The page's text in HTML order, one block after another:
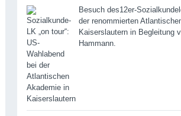
Besuch des12er-
der renommierten
Kaiserslautern in Begleitung
Hammann.